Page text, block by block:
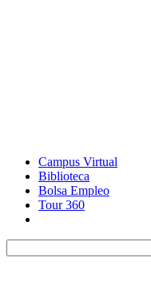
Campus Virtual
Biblioteca
Bolsa Empleo
Tour 360